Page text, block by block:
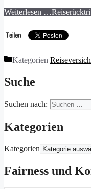
Weiterlesen …
Kategorien
Suche
Suchen nach:
Kategorien
Kategorien
Fairness und